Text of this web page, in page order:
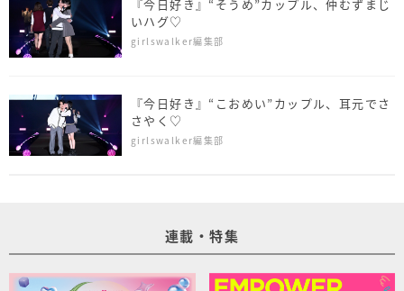
『今日好き』“そうめ”カップル、仲むずまじ
いハグ♡
girlswalker編集部
『今日好き』“こおめい”カップル、耳元でさ
さやく♡
girlswalker編集部
連載・特集